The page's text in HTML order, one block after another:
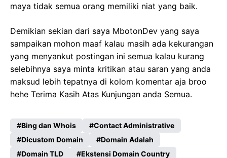
maya tidak semua orang memiliki niat yang baik.
Demikian sekian dari saya MbotonDev yang saya
sampaikan mohon maaf kalau masih ada kekurangan
yang menyankut postingan ini semua kalau kurang
selebihnya saya minta kritikan atau saran yang anda
maksud lebih tepatnya di kolom komentar aja broo
hehe Terima Kasih Atas Kunjungan anda Semua.
Bing dan Whois
Contact Administrative
Dicustom Domain
Domain Adalah
Domain TLD
Ekstensi Domain Country